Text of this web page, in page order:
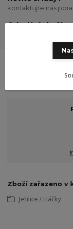
kontaktujte nás
Odeslání zboží
Zboží zařazeno v
Jehlice / Háčky